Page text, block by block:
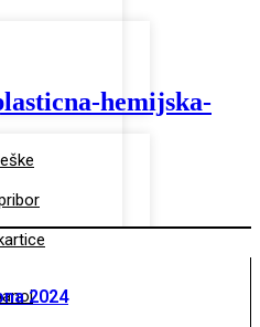
hemijska-
2024